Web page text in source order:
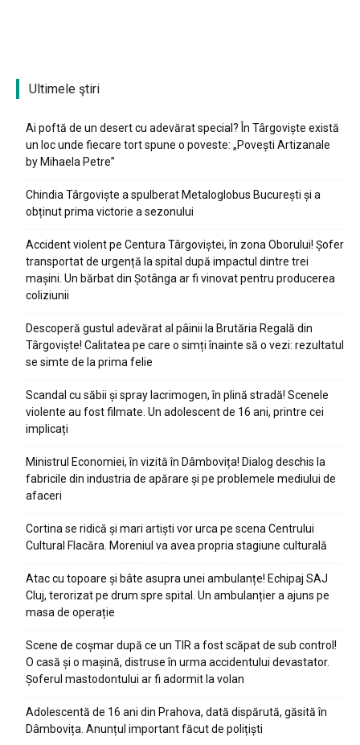
Ultimele ştiri
Ai poftă de un desert cu adevărat special? În Târgoviște există
un loc unde fiecare tort spune o poveste: „Povești Artizanale
by Mihaela Petre”
Chindia Târgoviște a spulberat Metaloglobus București și a
obținut prima victorie a sezonului
Accident violent pe Centura Târgoviștei, în zona Oborului! Șofer
transportat de urgență la spital după impactul dintre trei
mașini. Un bărbat din Șotânga ar fi vinovat pentru producerea
coliziunii
Descoperă gustul adevărat al pâinii la Brutăria Regală din
Târgoviște! Calitatea pe care o simți înainte să o vezi: rezultatul
se simte de la prima felie
Scandal cu săbii și spray lacrimogen, în plină stradă! Scenele
violente au fost filmate. Un adolescent de 16 ani, printre cei
implicați
Ministrul Economiei, în vizită în Dâmbovița! Dialog deschis la
fabricile din industria de apărare și pe problemele mediului de
afaceri
Cortina se ridică și mari artiști vor urca pe scena Centrului
Cultural Flacăra. Moreniul va avea propria stagiune culturală
Atac cu topoare și bâte asupra unei ambulanțe! Echipaj SAJ
Cluj, terorizat pe drum spre spital. Un ambulanțier a ajuns pe
masa de operație
Scene de coșmar după ce un TIR a fost scăpat de sub control!
O casă și o mașină, distruse în urma accidentului devastator.
Șoferul mastodontului ar fi adormit la volan
Adolescentă de 16 ani din Prahova, dată dispărută, găsită în
Dâmbovița. Anunțul important făcut de polițiști